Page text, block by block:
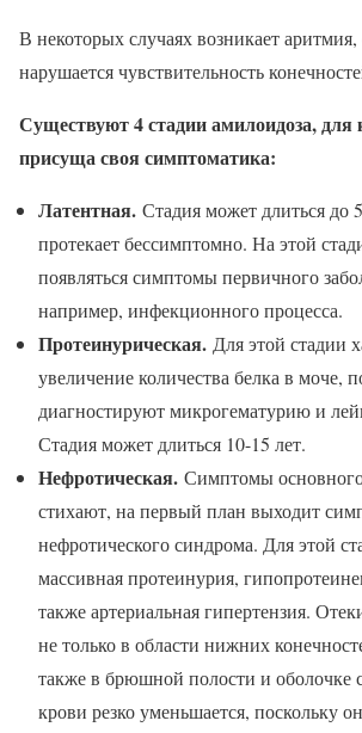
В некоторых случаях возникает
нарушается чувствительность
Существуют 4 стадии амилоидоза, для
присуща своя симптоматика:
Латентная. Стадия может длиться до
протекает бессимптомно. На этой
появляться симптомы первичного
например, инфекционного процесса.
Протеинурическая. Для этой стадии
увеличение количества белка в моче,
диагностируют микрогематурию и
Стадия может длиться 10-15 лет.
Нефротическая. Симптомы
стихают, на первый план выходит
нефротического синдрома. Для этой
массивная протеинурия,
также артериальная гипертензия.
не только в области нижних
также в брюшной полости и оболочке
крови резко уменьшается, поскольку